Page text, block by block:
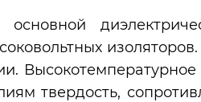
твердость,